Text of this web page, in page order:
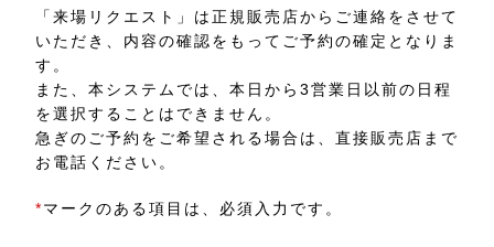
「来場リクエスト」は正規販売店からご連絡をさせて
いただき、内容の確認をもってご予約の確定となりま
す。
また、本システムでは、本日から3営業日以前の日程
を選択することはできません。
急ぎのご予約をご希望される場合は、直接販売店まで
お電話ください。
*マークのある項目は、必須入力です。